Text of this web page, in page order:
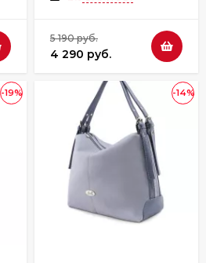
5 190 руб.
4 290 руб.
-19% -14%